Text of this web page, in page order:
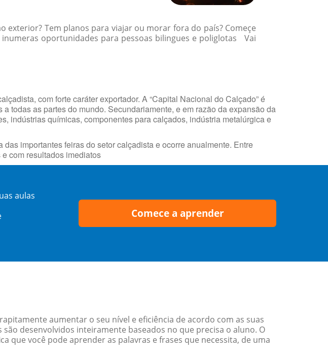
Tem planos para viajar ou morar fora do país? Começe
oportunidades para pessoas bilingues e poliglotas Vai
com forte caráter exportador. A “Capital Nacional do Calçado” é
todas as partes do mundo. Secundariamente, e em razão da expansão da
indústrias químicas, componentes para calçados, indústria metalúrgica e
importantes feiras do setor calçadista e ocorre anualmente. Entre
com resultados imediatos
aulas
Comece a aprender
aumentar o seu nível e eficiência de acordo com as suas
desenvolvidos inteiramente baseados no que precisa o aluno. O
que você pode aprender as palavras e frases que necessita, de uma